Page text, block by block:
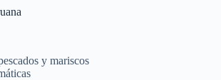
y mariscos